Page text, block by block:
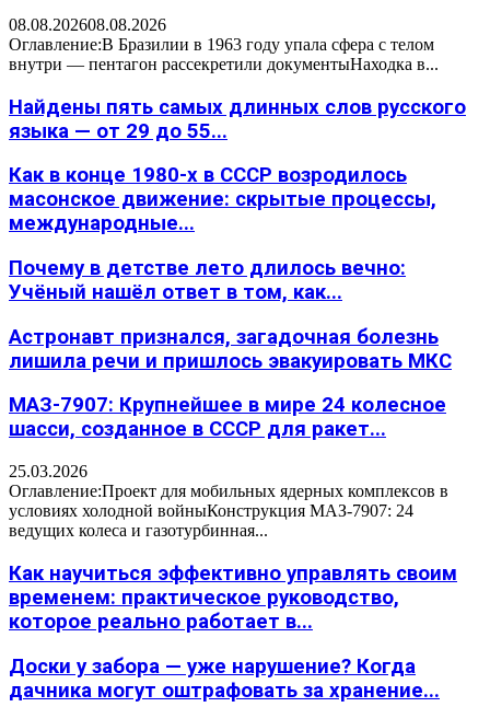
08.08.202608.08.2026
Оглавление:В Бразилии в 1963 году упала сфера с телом
внутри — пентагон рассекретили документыНаходка в...
Найдены пять самых длинных слов русского
языка — от 29 до 55...
Как в конце 1980-х в СССР возродилось
масонское движение: скрытые процессы,
международные...
Почему в детстве лето длилось вечно:
Учёный нашёл ответ в том, как...
Астронавт признался, загадочная болезнь
лишила речи и пришлось эвакуировать МКС
МАЗ-7907: Крупнейшее в мире 24 колесное
шасси, созданное в СССР для ракет...
25.03.2026
Оглавление:Проект для мобильных ядерных комплексов в
условиях холодной войныКонструкция МАЗ-7907: 24
ведущих колеса и газотурбинная...
Как научиться эффективно управлять своим
временем: практическое руководство,
которое реально работает в...
Доски у забора — уже нарушение? Когда
дачника могут оштрафовать за хранение...